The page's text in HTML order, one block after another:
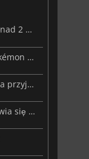
Resident Evil: Veronica znalazł się już na ponad 2 milionach list życzeń
Beast of Reincarnation: twórcy serii gier Pokémon wkraczają na nową ścieżkę
Big Walk już w sprzedaży – podróż oparta na przyjaźni
W Warhammer 40,000: Dawn of War 4 pojawia się frakcja Nekronów